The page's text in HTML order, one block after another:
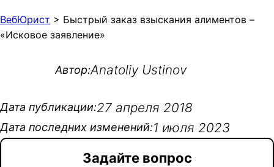
ВебЮрист > Быстрый заказ взыскания алиментов –
«Исковое заявление»
Автор:Anatoliy Ustinov
Дата публикации:27 апреля 2018
Дата последних изменений:1 июля 2023
Задайте вопрос